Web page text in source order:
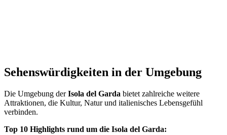
Sehenswürdigkeiten in der Umgebung
Die Umgebung derIsola del Garda bietet zahlreiche weitere
Attraktionen, die Kultur, Natur und italienisches Lebensgefühl
verbinden.
Top 10 Highlights rund um die Isola del Garda: